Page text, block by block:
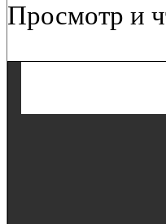
Просмотр и